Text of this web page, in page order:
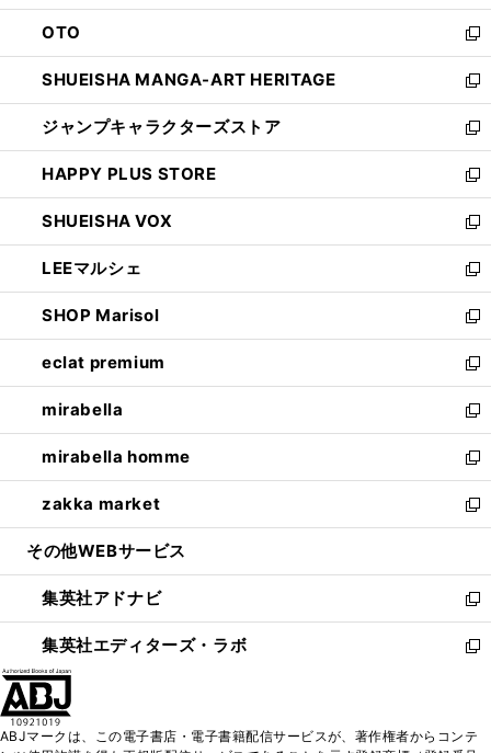
ウ
で
開
く
ン
ド
ウ
で
開
く
OTO
新
し
い
ウ
ィ
ン
ド
ウ
で
開
く
SHUEISHA MANGA-ART HERITAGE
新
し
い
ウ
ィ
ン
ド
ウ
で
開
く
ジャンプキャラクターズストア
新
し
い
ウ
ィ
ン
ド
ウ
で
開
く
HAPPY PLUS STORE
新
し
い
ウ
ィ
ン
ド
ウ
で
開
く
SHUEISHA VOX
新
し
い
ウ
ィ
ン
ド
ウ
で
開
く
LEEマルシェ
新
し
い
ウ
ィ
ン
ド
ウ
で
開
く
SHOP Marisol
新
し
い
ウ
ィ
ン
ド
ウ
で
開
eclat premium
新
し
い
ウ
ィ
ン
ド
ウ
開
く
mirabella
新
し
い
ウ
ィ
ン
ウ
で
開
く
mirabella homme
新
し
い
ウ
ン
ド
ウ
で
zakka market
新
し
ウ
ィ
ン
ド
く
その他WEBサービス
集英社アドナビ
新
し
い
ド
集英社エディターズ・ラボ
新
ィ
ABJマークは、この電子書店・電子書籍配信サービスが、著作権者からコンテ